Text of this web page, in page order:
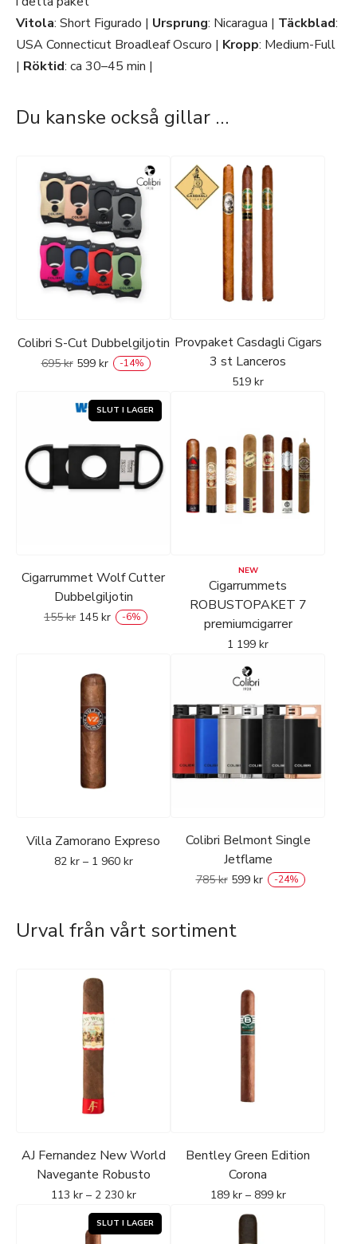
Vitola: Short Figurado | Ursprung: Nicaragua | Täckblad:
USA Connecticut Broadleaf Oscuro | Kropp: Medium-Full
| Röktid: ca 30–45 min |
Du kanske också gillar …
Colibri S-Cut Dubbelgiljotin
695kr 599 kr -14%
Provpaket Casdagli Cigars
3 st Lanceros
519 kr
Cigarrummet Wolf Cutter
Dubbelgiljotin
155kr 145 kr -6%
NEW
Cigarrummets
ROBUSTOPAKET 7
premiumcigarrer
1 199 kr
Villa Zamorano Expreso
82 kr – 1 960 kr
Colibri Belmont Single
Jetflame
785kr 599 kr -24%
Urval från vårt sortiment
AJ Fernandez New World
Navegante Robusto
113 kr – 2 230 kr
Bentley Green Edition
Corona
189 kr – 899 kr